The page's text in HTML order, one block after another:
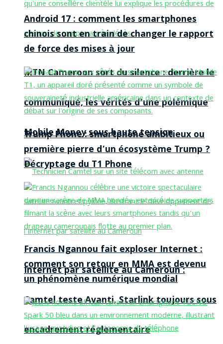
MTN Cameroon sort du silence : derrière le
communiqué, les vérités d’une polémique
Mobile Money sous haute tension
Internet par satellite au Cameroun :
Camtel teste Avanti, Starlink toujours sous
encadrement réglementaire
Android 17 : comment les smartphones
chinois sont en train de changer le rapport
de force des mises à jour
Trump Phone : smartphone ambitieux ou
première pierre d’un écosystème Trump ?
Décryptage du T1 Phone
Francis Ngannou fait exploser Internet :
comment son retour en MMA est devenu
un phénomène numérique mondial